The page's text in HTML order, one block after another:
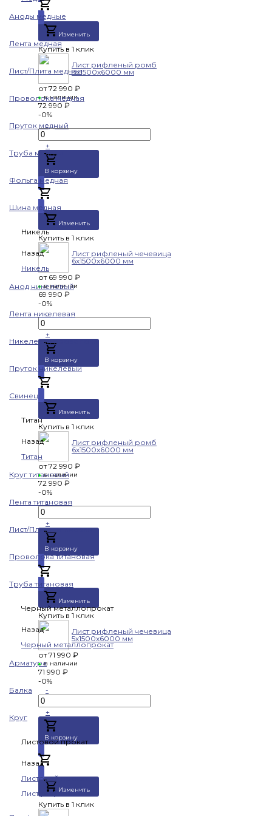
Аноды медные
Лента медная
Лист/Плита медная
Проволока медная
Пруток медный
Труба медная
Фольга медная
Шина медная
Никель
Назад
Никель
Анод никелевый
Лента никелевая
Никелевая проволока
Пруток никелевый
Свинец
Титан
Назад
Титан
Круг титановый
Лента титановая
Лист/Плита титановая
Проволока титановая
Труба титановая
Черный металлопрокат
Назад
Черный металлопрокат
Арматура
Балка
Круг
Листовой прокат
Назад
Листовой прокат
Лист рифленый
Изменить
Купить в 1 клик
Лист рифленый ромб
8х1500х6000 мм
от 72 990 ₽
в наличии
72 990 ₽
-0%
-
+
В корзину
Изменить
Купить в 1 клик
Лист рифленый чечевица
6х1500х6000 мм
от 69 990 ₽
в наличии
69 990 ₽
-0%
-
+
В корзину
Изменить
Купить в 1 клик
Лист рифленый ромб
6х1500х6000 мм
от 72 990 ₽
в наличии
72 990 ₽
-0%
-
+
В корзину
Изменить
Купить в 1 клик
Лист рифленый чечевица
5х1500х6000 мм
от 71 990 ₽
в наличии
71 990 ₽
-0%
-
+
В корзину
Изменить
Купить в 1 клик